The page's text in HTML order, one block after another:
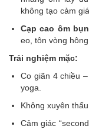
không tạo cảm
Cạp cao ôm
eo, tôn vòng
Trải nghiệm mặc:
Co giãn 4 chiều
yoga.
Không xuyên
Cảm giác